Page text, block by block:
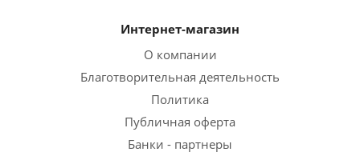
Интернет-магазин
О компании
Благотворительная деятельность
Политика
Публичная оферта
Банки - партнеры